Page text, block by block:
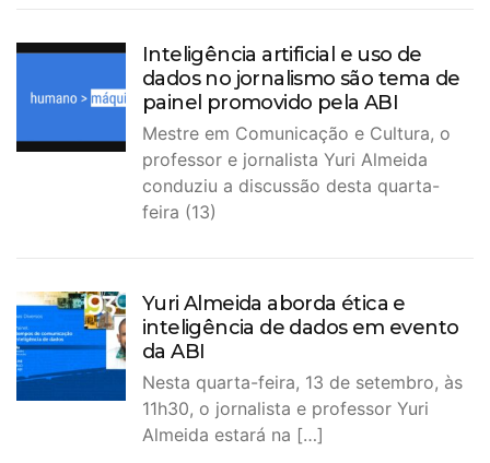
Inteligência artificial e uso de
dados no jornalismo são tema de
painel promovido pela ABI
Mestre em Comunicação e Cultura, o
professor e jornalista Yuri Almeida
conduziu a discussão desta quarta-
feira (13)
Yuri Almeida aborda ética e
inteligência de dados em evento
da ABI
Nesta quarta-feira, 13 de setembro, às
11h30, o jornalista e professor Yuri
Almeida estará na […]